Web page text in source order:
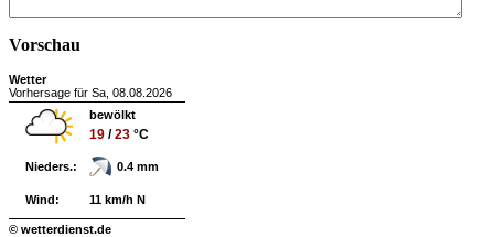
Vorschau
Wetter
Vorhersage für Sa, 08.08.2026
bewölkt
19 /23 °C
Nieders.: 0.4 mm
Wind: 11 km/h N
© wetterdienst.de